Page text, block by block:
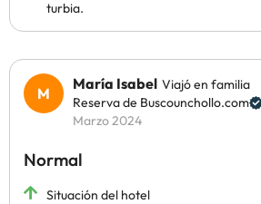
turbia.
María Isabel Viajó en familia
Reserva de Buscounchollo.com
Marzo 2024
Normal
Situación del hotel